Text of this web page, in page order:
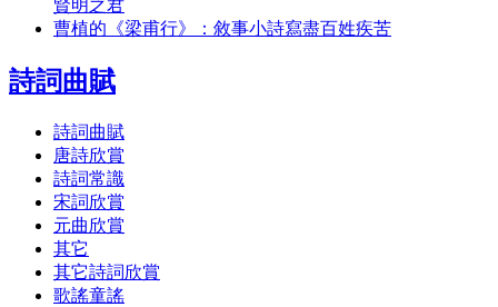
賢明之君
曹植的《梁甫行》：敘事小詩寫盡百姓疾苦
詩詞曲賦
詩詞曲賦
唐詩欣賞
詩詞常識
宋詞欣賞
元曲欣賞
其它
其它詩詞欣賞
歌謠童謠